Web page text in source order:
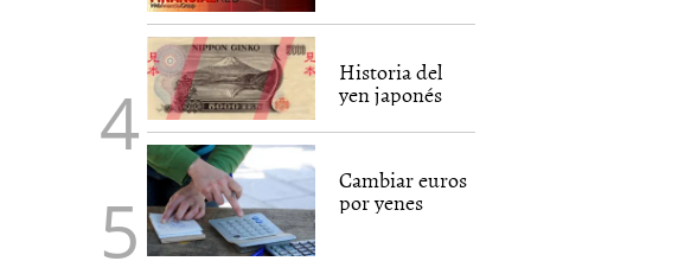
Historia del
yen japonés
Cambiar euros
por yenes